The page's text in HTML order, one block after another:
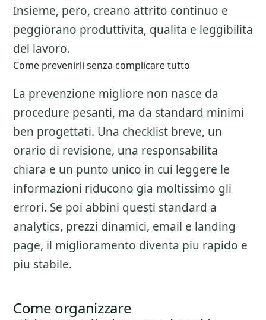
Insieme, pero, creano attrito continuo e
peggiorano produttivita, qualita e leggibilita
del lavoro.
Come prevenirli senza complicare tutto
La prevenzione migliore non nasce da
procedure pesanti, ma da standard minimi
ben progettati. Una checklist breve, un
orario di revisione, una responsabilita
chiara e un punto unico in cui leggere le
informazioni riducono gia moltissimo gli
errori. Se poi abbini questi standard a
analytics, prezzi dinamici, email e landing
page, il miglioramento diventa piu rapido e
piu stabile.
Come organizzare